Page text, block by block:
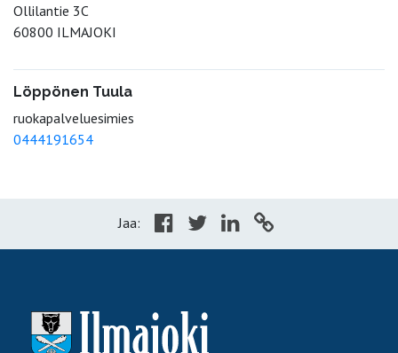
Ollilantie 3C
60800 ILMAJOKI
Löppönen Tuula
ruokapalveluesimies
0444191654
Jaa: